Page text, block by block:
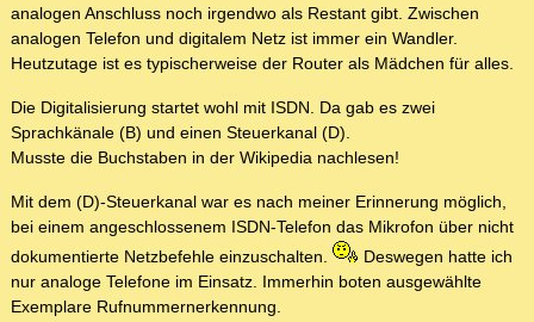
analogen Anschluss noch irgendwo als Restant gibt. Zwischen
analogen Telefon und digitalem Netz ist immer ein Wandler.
Heutzutage ist es typischerweise der Router als Mädchen für alles.
Die Digitalisierung startet wohl mit ISDN. Da gab es zwei
Sprachkänale (B) und einen Steuerkanal (D).
Musste die Buchstaben in der Wikipedia nachlesen!
Mit dem (D)-Steuerkanal war es nach meiner Erinnerung möglich,
bei einem angeschlossenem ISDN-Telefon das Mikrofon über nicht
dokumentierte Netzbefehle einzuschalten.
Deswegen hatte ich
nur analoge Telefone im Einsatz. Immerhin boten ausgewählte
Exemplare Rufnummernerkennung.